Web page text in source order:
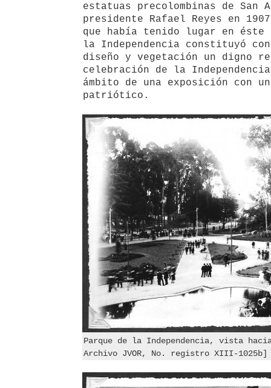
estatuas precolombinas de
presidente Rafael Reyes en
que había tenido lugar en éste
la Independencia constituyó
diseño y vegetación un digno
celebración de la
ámbito de una exposición con
patriótico.
Parque de la Independencia, vista
Archivo JVOR, No. registro XIII-1025b]